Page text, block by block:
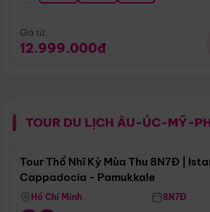
Giá từ:
12.999.000đ
TOUR DU LỊCH ÂU-ÚC-MỸ-
Tour Thổ Nhĩ Kỳ Mùa Thu 8N7Đ |
Cappadocia - Pamukkale
Hồ Chí Minh 8N7Đ